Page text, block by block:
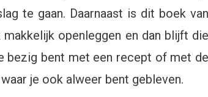
te gaan. Daarnaast is dit boek van
openleggen en dan blijft die
bezig bent met een recept of met de
je ook alweer bent gebleven.